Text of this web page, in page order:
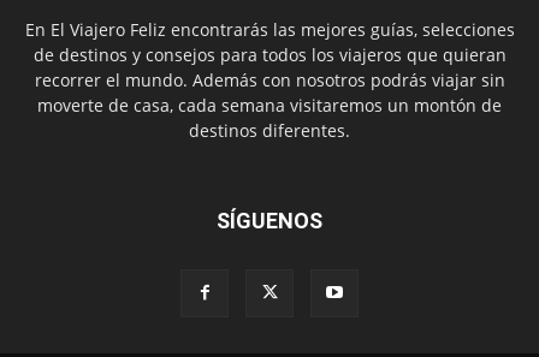
En El Viajero Feliz encontrarás las mejores guías, selecciones
de destinos y consejos para todos los viajeros que quieran
recorrer el mundo. Además con nosotros podrás viajar sin
moverte de casa, cada semana visitaremos un montón de
destinos diferentes.
SÍGUENOS